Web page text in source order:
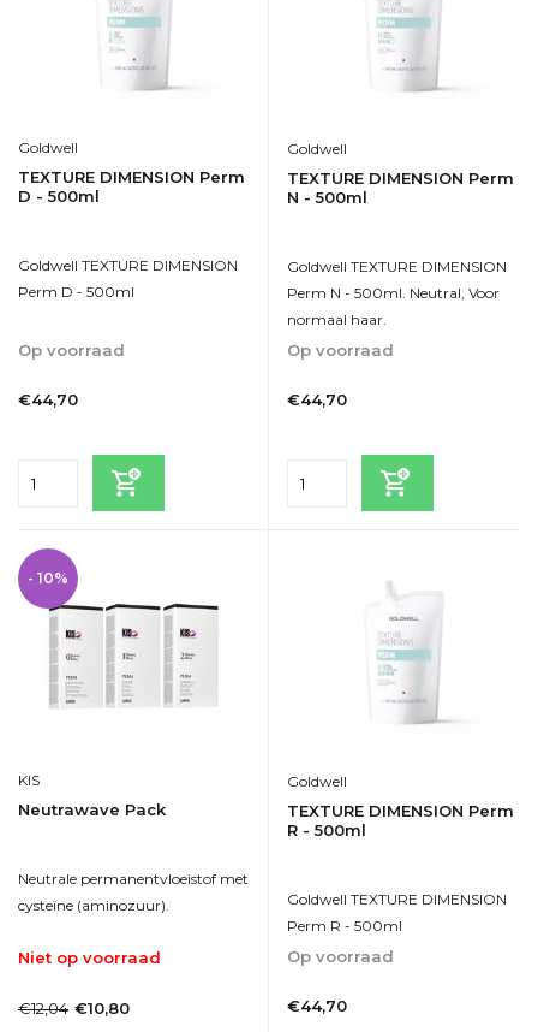
Goldwell
TEXTURE DIMENSION Perm
D - 500ml
Goldwell TEXTURE DIMENSION
Perm D - 500ml
Op voorraad
€44,70
Goldwell
TEXTURE DIMENSION Perm
N - 500ml
Goldwell TEXTURE DIMENSION
Perm N - 500ml. Neutral, Voor
normaal haar.
Op voorraad
€44,70
- 10%
KIS
Neutrawave Pack
Neutrale permanentvloeistof met
cysteïne (aminozuur).
Niet op voorraad
€12,04 €10,80
Goldwell
TEXTURE DIMENSION Perm
R - 500ml
Goldwell TEXTURE DIMENSION
Perm R - 500ml
Op voorraad
€44,70